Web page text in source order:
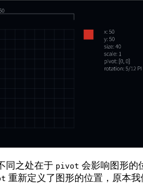
同之处在于 pivot 会影响图形的
重新定义了图形的位置，原本我